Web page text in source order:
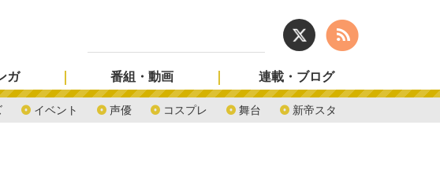
イベント 声優 コスプレ 舞台 新帝スタ
ガ 番組・動画 連載・ブログ